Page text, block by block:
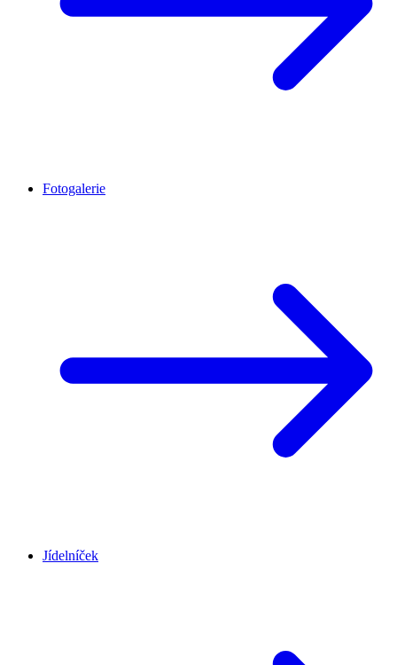
Fotogalerie
Jídelníček